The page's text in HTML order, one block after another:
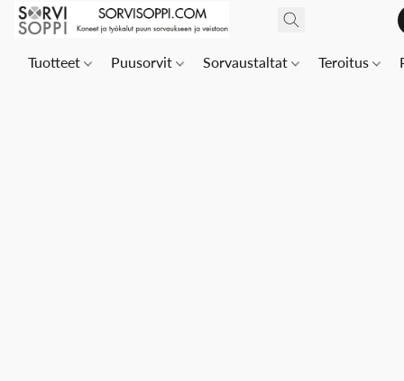
Tuotteet Puusorvit Sorvaustaltat Teroitus